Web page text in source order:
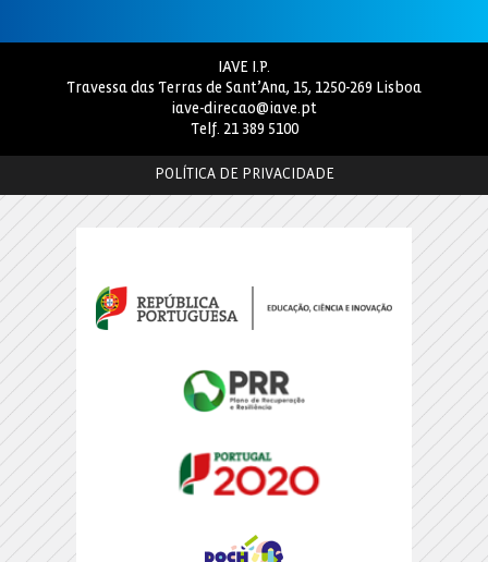
IAVE I.P.
Travessa das Terras de Sant’Ana, 15, 1250-269 Lisboa
iave-direcao@iave.pt
Telf. 21 389 5100
POLÍTICA DE PRIVACIDADE